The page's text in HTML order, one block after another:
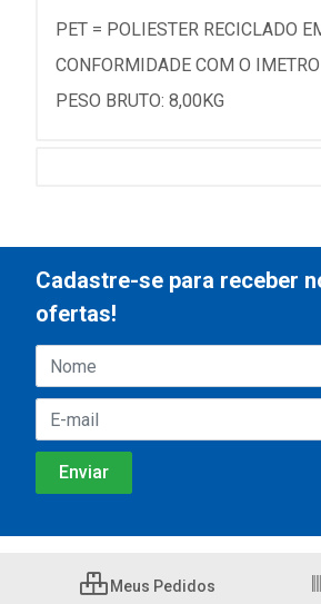
PET = POLIESTER RECICLADO
CONFORMIDADE COM O IMETRO
PESO BRUTO: 8,00KG
Cadastre-se para receber
ofertas!
Meus Pedidos